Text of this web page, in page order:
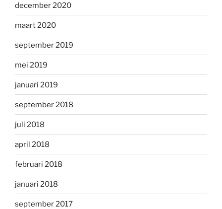
december 2020
maart 2020
september 2019
mei 2019
januari 2019
september 2018
juli 2018
april 2018
februari 2018
januari 2018
september 2017